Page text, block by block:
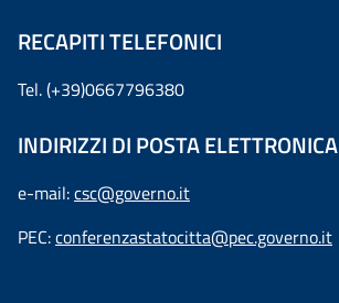
RECAPITI TELEFONICI
Tel. (+39)0667796380
INDIRIZZI DI POSTA ELETTRONICA
e-mail:csc@governo.it
PEC:conferenzastatocitta@pec.governo.it